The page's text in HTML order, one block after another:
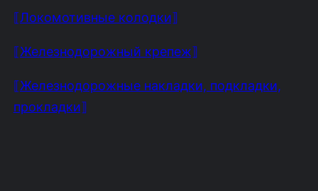
⟦Локомотивные колодки⟧
⟦Железнодорожный крепеж⟧
⟦Железнодорожные накладки, подкладки,
прокладки⟧